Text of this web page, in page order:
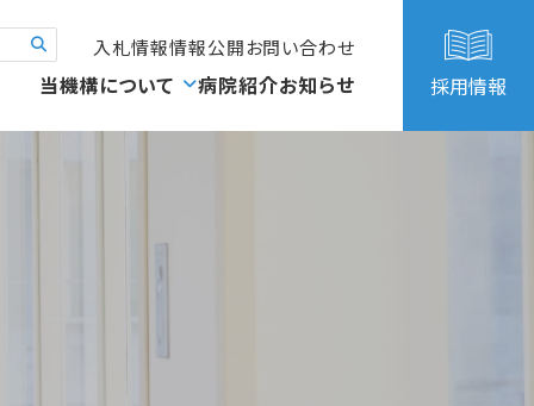
入札情報情報公開お問い合わせ
当機構について 病院紹介お知らせ 採用情報